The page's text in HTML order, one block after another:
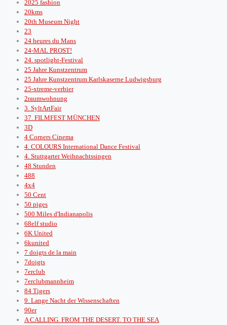
2025 fashion
20kms
20th Museum Night
23
24 heures du Mans
24-MAL PROST!
24. spotlight-Festival
25 Jahre Kunstzentrum
25 Jahre Kunstzentrum Karlskaserne Ludwigsburg
25-xtreme-verbier
2raumwohnung
3. SyltArtFair
37. FILMFEST MÜNCHEN
3D
4 Corners Cinema
4. COLOURS International Dance Festival
4. Stuttgarter Weihnachtssingen
48 Stunden
488
4x4
50 Cent
50 piges
500 Miles d'Indianapolis
68elf studio
6K United
6kunited
7 doigts de la main
7doigts
7erclub
7erclubmannheim
84 Tigers
9. Lange Nacht der Wissenschaften
90er
A CALLING. FROM THE DESERT. TO THE SEA